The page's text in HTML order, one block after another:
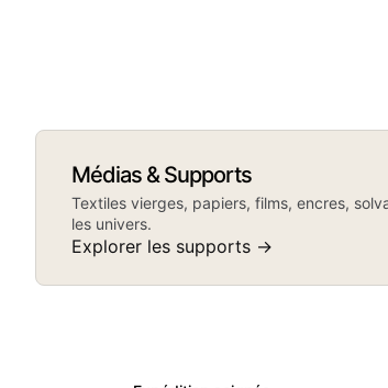
Sérigraphie
Écrans, racleurs, encres plastisol,
insoleuses. L'art du tirage à plat sur
textile.
Médias & Supports
Textiles vierges, papiers, films, encres,
les univers.
Explorer les supports →